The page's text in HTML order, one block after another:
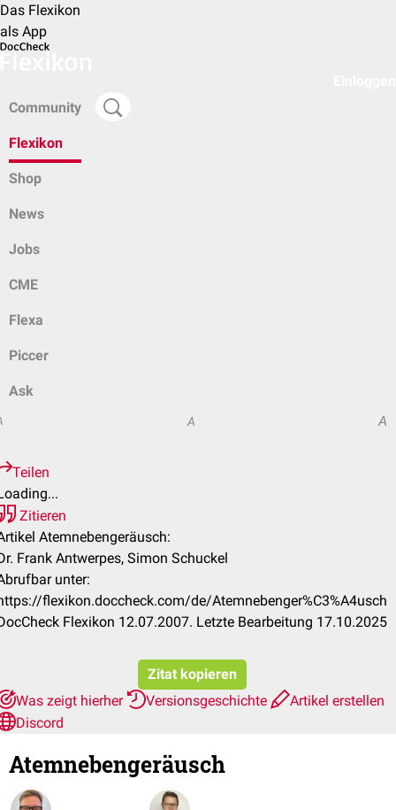
Das Flexikon
als App
Community
Flexikon
Shop
News
Jobs
CME
Flexa
Piccer
Ask
A A
Teilen
Zitieren
Atemnebengeräusch:
Frank Antwerpes, Simon Schuckel
unter:
flexikon.doccheck.com/de/Atemnebenger%C3%A4usch
Flexikon 12.07.2007. Letzte Bearbeitung 17.10.2025
Zitat kopieren
Was zeigt hierher
Versionsgeschichte
Artikel erstellen
Discord
Atemnebengeräusch